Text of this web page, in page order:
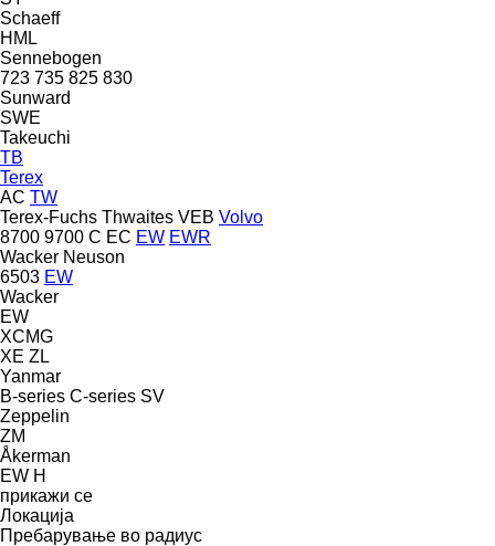
Schaeff
HML
Sennebogen
723 735 825 830
Sunward
SWE
Takeuchi
TB
Terex
AC TW
Terex-Fuchs Thwaites VEB Volvo
8700 9700 C EC EW EWR
Wacker Neuson
6503 EW
Wacker
EW
XCMG
XE ZL
Yanmar
B-series C-series SV
Zeppelin
ZM
Åkerman
EW H
прикажи се
Локација
Пребарување во радиус